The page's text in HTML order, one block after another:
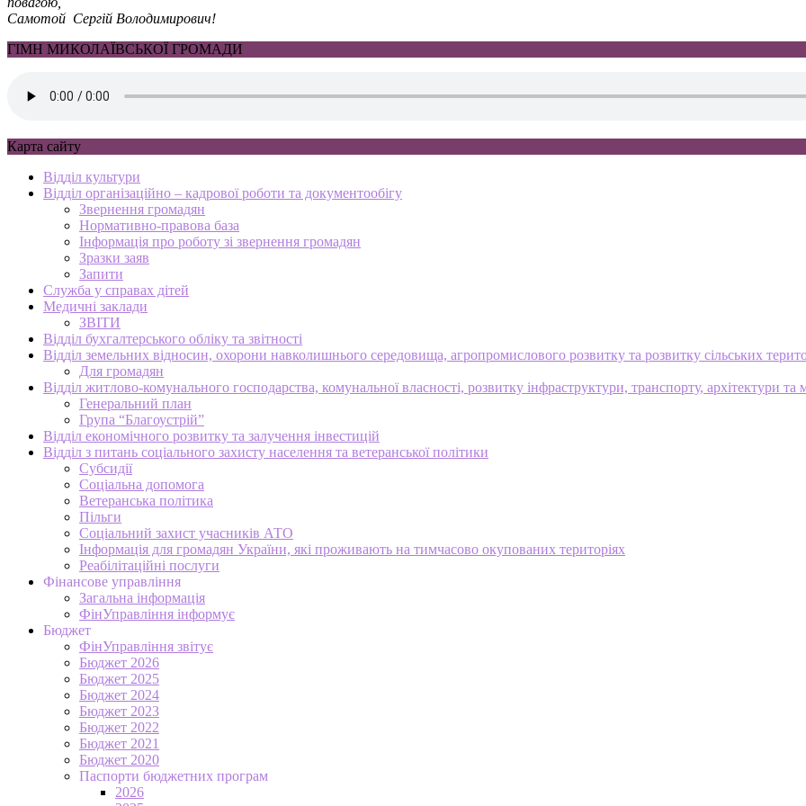
Самотой Сергій Володимирович!
ГІМН МИКОЛАЇВСЬКОЇ ГРОМАДИ
Карта сайту
Відділ культури
Відділ організаційно – кадрової роботи та документообігу
Звернення громадян
Нормативно-правова база
Інформація про роботу зі звернення громадян
Зразки заяв
Запити
Служба у справах дітей
Медичні заклади
ЗВІТИ
Відділ бухгалтерського обліку та звітності
Відділ земельних відносин, охорони навколишнього середовища, агропромислового розвитку та розвитку сільських
Для громадян
Відділ житлово-комунального господарства, комунальної власності, розвитку інфраструктури, транспорту, архітектури та
Генеральний план
Група “Благоустрій”
Відділ економічного розвитку та залучення інвестицій
Відділ з питань соціального захисту населення та ветеранської політики
Субсидії
Соціальна допомога
Ветеранська політика
Пільги
Соціальний захист учасників АТО
Інформація для громадян України, які проживають на тимчасово окупованих територіях
Реабілітаційні послуги
Фінансове управління
Загальна інформація
ФінУправління інформує
Бюджет
ФінУправління звітує
Бюджет 2026
Бюджет 2025
Бюджет 2024
Бюджет 2023
Бюджет 2022
Бюджет 2021
Бюджет 2020
Паспорти бюджетних програм
2026